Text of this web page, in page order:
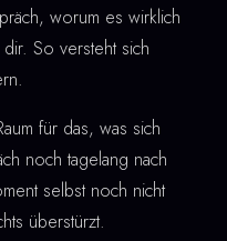
worum es wirklich
So versteht sich
für das, was sich
noch tagelang nach
selbst noch nicht
überstürzt.